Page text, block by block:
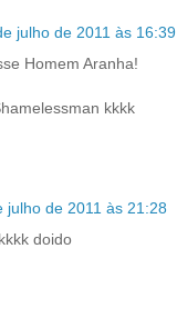
julho de 2011 às 16:39
Homem Aranha!
kkkk
julho de 2011 às 21:28
doido